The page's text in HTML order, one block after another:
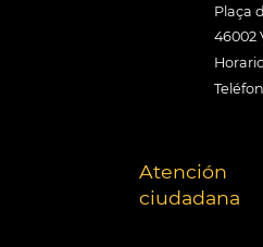
Plaça
46002
Atención
ciudadana